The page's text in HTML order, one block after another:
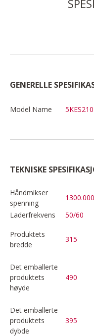
GENERELLE
Model Name
TEKNISKE
Håndmikser
spenning
1300.000
Laderfrekvens
50/60
Produktets
bredde
315
Det emballerte
produktets
høyde
490
Det emballerte
produktets
dybde
395